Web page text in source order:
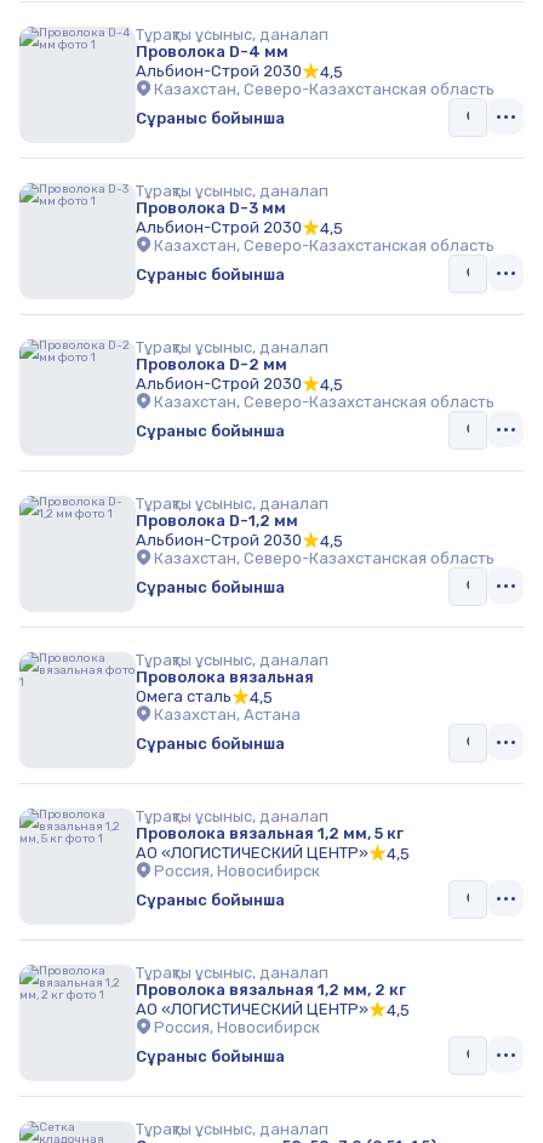
Тұрақты ұсыныс, даналап
Проволока D-4 мм
Альбион-Строй 2030
4,5
Казахстан, Северо-Казахстанская область
Сұраныс бойынша
Тұрақты ұсыныс, даналап
Проволока D-3 мм
Альбион-Строй 2030
4,5
Казахстан, Северо-Казахстанская область
Сұраныс бойынша
Тұрақты ұсыныс, даналап
Проволока D-2 мм
Альбион-Строй 2030
4,5
Казахстан, Северо-Казахстанская область
Сұраныс бойынша
Тұрақты ұсыныс, даналап
Проволока D-1,2 мм
Альбион-Строй 2030
4,5
Казахстан, Северо-Казахстанская область
Сұраныс бойынша
Тұрақты ұсыныс, даналап
Проволока вязальная
Омега сталь
4,5
Казахстан, Астана
Сұраныс бойынша
Тұрақты ұсыныс, даналап
Проволока вязальная 1,2 мм, 5 кг
АО «ЛОГИСТИЧЕСКИЙ ЦЕНТР»
4,5
Россия, Новосибирск
Сұраныс бойынша
Тұрақты ұсыныс, даналап
Проволока вязальная 1,2 мм, 2 кг
АО «ЛОГИСТИЧЕСКИЙ ЦЕНТР»
4,5
Россия, Новосибирск
Сұраныс бойынша
Тұрақты ұсыныс, даналап